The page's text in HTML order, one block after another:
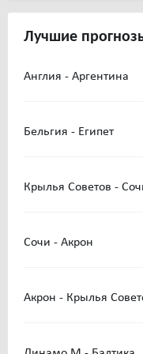
Лучшие
Англия - Аргентина
Бельгия - Египет
Крылья Советов -
Сочи - Акрон
Акрон - Крылья